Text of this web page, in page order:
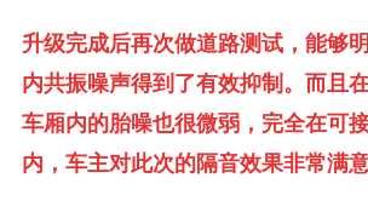
升级完成后再次做道路测试，能够
内共振噪声得到了有效抑制。而且
车厢内的胎噪也很微弱，完全在可
内，车主对此次的隔音效果非常满意